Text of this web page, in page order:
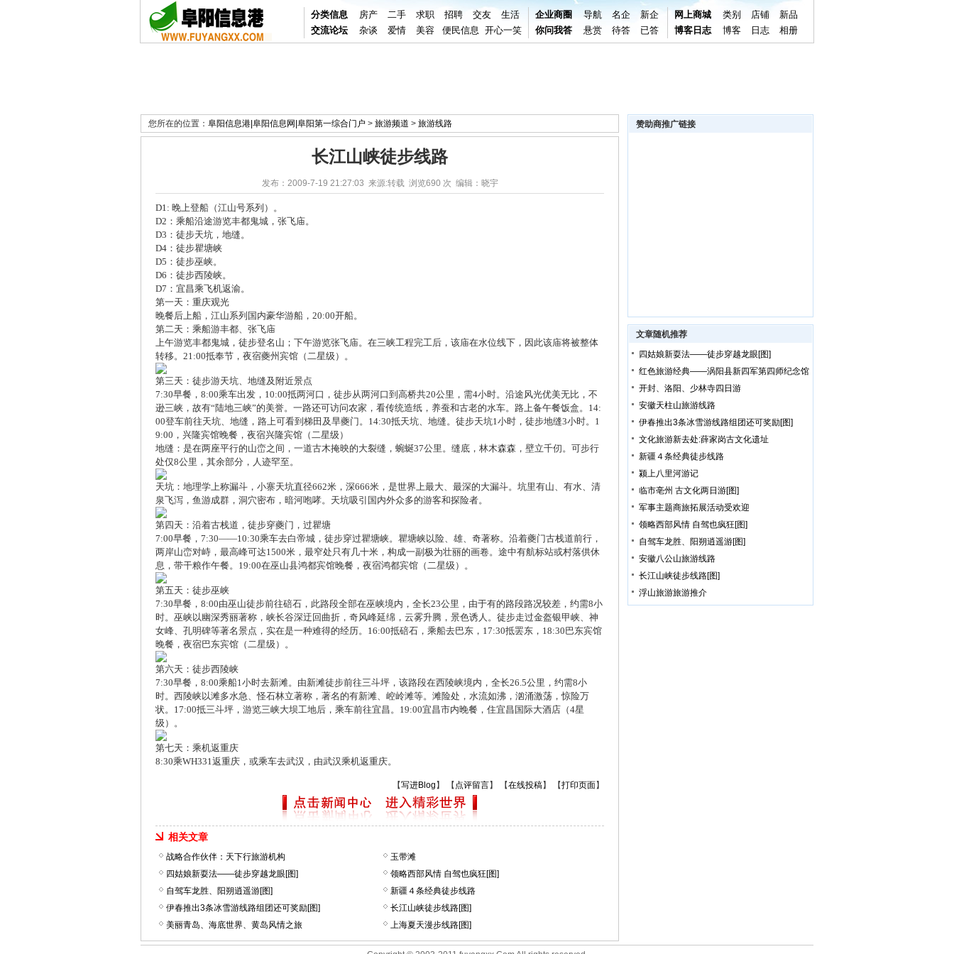
分类信息 房产 二手 求职 招聘 交友 生活 企业商圈 导航 名企 新企 网上商城 类别 店铺
新品
交流论坛
杂谈 爱情 美容 便民信息 开心一笑 你问我答 悬赏 待答 已答 博客日志 博客 日志 相册
您所在的位置： 阜阳信息港|阜阳信息网|阜阳第一综合门户 > 旅游频道 > 旅游线路
长江山峡徒步线路
发布：2009-7-19 21:27:03 来源:转载 浏览690 次 编辑：晓宇
D1: 晚上登船（江山号系列）。
D2：乘船沿途游览丰都鬼城，张飞庙。
D3：徒步天坑，地缝。
D4：徒步瞿塘峡
D5：徒步巫峡。
D6：徒步西陵峡。
D7：宜昌乘飞机返渝。
第一天：重庆观光
晚餐后上船，江山系列国内豪华游船，20:00开船。
第二天：乘船游丰都、张飞庙
上午游览丰都鬼城，徒步登名山；下午游览张飞庙。在三峡工程完工后，该庙在水位线下，因此该庙将被整体
转移。21:00抵奉节，夜宿夔州宾馆（二星级）。
第三天：徒步游天坑、地缝及附近景点
7:30早餐，8:00乘车出发，10:00抵两河口，徒步从两河口到高桥共20公里，需4小时。沿途风光优美无比，不
逊三峡，故有“陆地三峡”的美誉。一路还可访问农家，看传统造纸，养蚕和古老的水车。路上备午餐饭盒。14:
00登车前往天坑、地缝，路上可看到梯田及旱夔门。14:30抵天坑、地缝。徒步天坑1小时，徒步地缝3小时。1
9:00，兴隆宾馆晚餐，夜宿兴隆宾馆（二星级）
地缝：是在两座平行的山峦之间，一道古木掩映的大裂缝，蜿蜒37公里。缝底，林木森森，壁立千仞。可步行
处仅8公里，其余部分，人迹罕至。
天坑：地理学上称漏斗，小寨天坑直径662米，深666米，是世界上最大、最深的大漏斗。坑里有山、有水、清
泉飞泻，鱼游成群，洞穴密布，暗河咆哮。天坑吸引国内外众多的游客和探险者。
第四天：沿着古栈道，徒步穿夔门，过瞿塘
7:00早餐，7:30——10:30乘车去白帝城，徒步穿过瞿塘峡。瞿塘峡以险、雄、奇著称。沿着夔门古栈道前行，
两岸山峦对峙，最高峰可达1500米，最窄处只有几十米，构成一副极为壮丽的画卷。途中有航标站或村落供休
息，带干粮作午餐。19:00在巫山县鸿都宾馆晚餐，夜宿鸿都宾馆（二星级）。
第五天：徒步巫峡
7:30早餐，8:00由巫山徒步前往碚石，此路段全部在巫峡境内，全长23公里，由于有的路段路况较差，约需8小
时。巫峡以幽深秀丽著称，峡长谷深迂回曲折，奇风峰延绵，云雾升腾，景色诱人。徒步走过金盔银甲峡、神
女峰、孔明碑等著名景点，实在是一种难得的经历。16:00抵碚石，乘船去巴东，17:30抵罢东，18:30巴东宾馆
晚餐，夜宿巴东宾馆（二星级）。
第六天：徒步西陵峡
7:30早餐，8:00乘船1小时去新滩。由新滩徒步前往三斗坪，该路段在西陵峡境内，全长26.5公里，约需8小
时。西陵峡以滩多水急、怪石林立著称，著名的有新滩、崆岭滩等。滩险处，水流如沸，汹涌激荡，惊险万
状。17:00抵三斗坪，游览三峡大坝工地后，乘车前往宜昌。19:00宜昌市内晚餐，住宜昌国际大酒店（4星
级）。
第七天：乘机返重庆
8:30乘WH331返重庆，或乘车去武汉，由武汉乘机返重庆。
【写进Blog 】 【 点评留言】 【在线投稿】 【打印页面】
相关文章
战略合作伙伴：天下行旅游机构
玉带滩
四姑娘新耍法——徒步穿越龙眼[图]
领略西部风情 自驾也疯狂[图]
自驾车龙胜、阳朔逍遥游[图]
新疆４条经典徒步线路
伊春推出3条冰雪游线路组团还可奖励[图]
长江山峡徒步线路[图]
美丽青岛、海底世界、黄岛风情之旅
上海夏天漫步线路[图]
赞助商推广链接
文章随机推荐
四姑娘新耍法——徒步穿越龙眼[图]
红色旅游经典——涡阳县新四军第四师纪念馆
开封、洛阳、少林寺四日游
安徽天柱山旅游线路
伊春推出3条冰雪游线路组团还可奖励[图]
文化旅游新去处:薛家岗古文化遗址
新疆４条经典徒步线路
颍上八里河游记
临市亳州 古文化两日游[图]
军事主题商旅拓展活动受欢迎
领略西部风情 自驾也疯狂[图]
自驾车龙胜、阳朔逍遥游[图]
安徽八公山旅游线路
长江山峡徒步线路[图]
浮山旅游旅游推介